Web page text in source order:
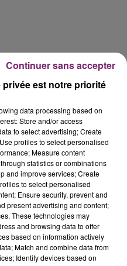
éphémère
!
est notre priorité
data processing based on
Store and/or access
to select advertising; Create
profiles to select personalised
Measure content
statistics or combinations
and improve services; Create
to select personalised
Ensure security, prevent and
present advertising and content;
These technologies may
and browsing data to offer
based on information actively
Match and combine data from
Identify devices based on
Continuer sans accepter